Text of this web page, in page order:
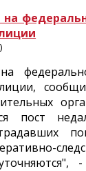
пост